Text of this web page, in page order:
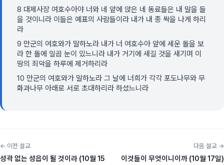
8 대제사장 여호수아야 너와 네 앞에 앉은 네 동료들은 내 말을 들
을 것이니라 이들은 예표의 사람들이라 내가 내 종 싹을 나게 하리
라
9 만군의 여호와가 말하노라 내가 너 여호수아 앞에 세운 돌을 보
라 한 돌에 일곱 눈이 있느니라 내가 거기에 새길 것을 새기며 이
땅의 죄악을 하루에 제거하리라
10 만군의 여호와가 말하노라 그 날에 너희가 각각 포도나무와 무
화과나무 아래로 서로 초대하리라 하셨느니라
← 이전 설교
성곽 없는 성읍이 될 것이라 (10월 15
다음 설교 →
이것들이 무엇이니이까 (10월 17일)